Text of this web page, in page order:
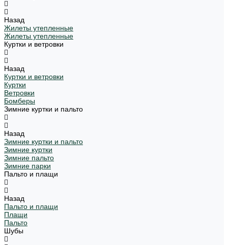
Назад
Жилеты утепленные
Жилеты утепленные
Куртки и ветровки
Назад
Куртки и ветровки
Куртки
Ветровки
Бомберы
Зимние куртки и пальто
Назад
Зимние куртки и пальто
Зимние куртки
Зимние пальто
Зимние парки
Пальто и плащи
Назад
Пальто и плащи
Плащи
Пальто
Шубы